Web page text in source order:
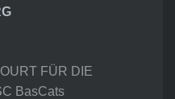
FÜR DIE
BasCats